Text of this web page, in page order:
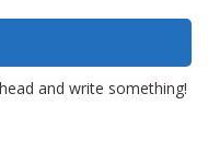
and write something!